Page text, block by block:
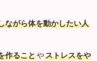
ながら体を動かしたい人
作ることやストレスをや